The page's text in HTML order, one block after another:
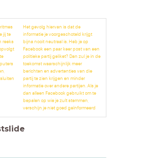
jij te
reeks
Het gevolg hiervan is dat de
informatie je voorgeschoteld krijgt
bijna nooit neutraal is. Heb je op
Facebook een paar keer post van een
politieke partij geliket? Dan zul je in de
toekomst waarschijnlijk meer
berichten en advertenties van die
partij te zien krijgen en minder
informatie over andere partijen. Als je
dan alleen Facebook gebruikt om te
bepalen op wie je zult stemmen,
verschijn je niet goed geïnformeerd